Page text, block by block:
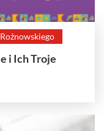
i Ich Troje